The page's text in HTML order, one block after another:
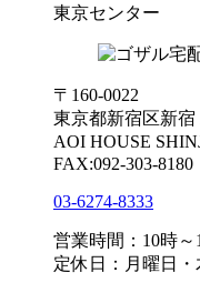
東京センター
〒160-0022
東京都新宿区新宿
AOI HOUSE
FAX:092-303-8180
03-6274-8333
営業時間：10時～
定休日：月曜日